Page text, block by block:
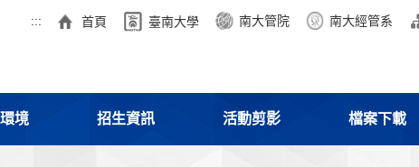
::: 首頁 臺南大學 南大管院 南大經管系
境 招生資訊 活動剪影 檔案下載